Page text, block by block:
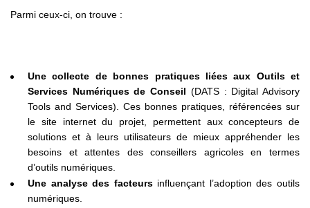
Parmi ceux-ci, on trouve :
Une collecte de bonnes pratiques liées aux Outils et
Services Numériques de Conseil (DATS : Digital Advisory
Tools and Services). Ces bonnes pratiques, référencées sur
le site internet du projet, permettent aux concepteurs de
solutions et à leurs utilisateurs de mieux appréhender les
besoins et attentes des conseillers agricoles en termes
d’outils numériques.
Une analyse des facteursinfluençant l’adoption des outils
numériques.